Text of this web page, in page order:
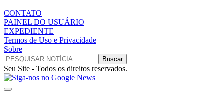
CONTATO
PAINEL DO USUÁRIO
EXPEDIENTE
Termos de Uso e Privacidade
Sobre
Seu Site - Todos os direitos reservados.